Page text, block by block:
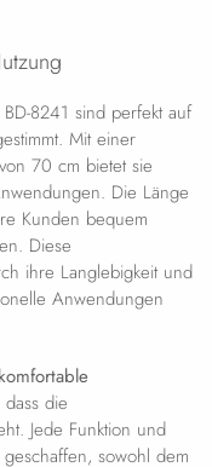
8241 sind perfekt auf
Mit einer
70 cm bietet sie
Die Länge
Kunden bequem
Diese
ihre Langlebigkeit und
Anwendungen
komfortable
die
Jede Funktion und
sowohl dem